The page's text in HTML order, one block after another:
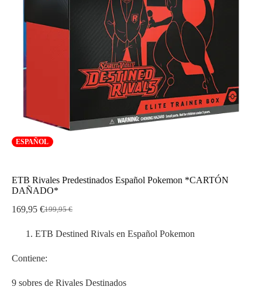
ESPAÑOL
ETB Rivales Predestinados Español Pokemon *CARTÓN
DAÑADO*
199,95€
El
original
199,95 €.
169,95 €El
actual
169,95 €.
ETB Destined Rivals en Español Pokemon
Contiene:
9 sobres de Rivales Destinados